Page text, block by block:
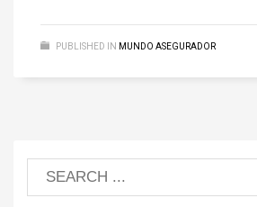
PUBLISHED IN MUNDO ASEGURADOR